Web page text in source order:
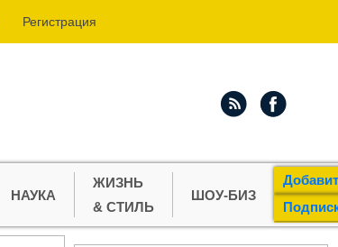
Регистрация
НАУКА
ЖИЗНЬ
& СТИЛЬ
ШОУ-БИЗ